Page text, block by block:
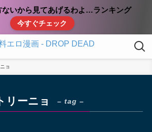
ないから見てあげるわよ…ランキング
今すぐチェック
ョ
リーニョ – tag –